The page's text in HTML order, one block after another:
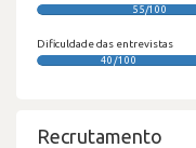
55/100
Dificuldade das entrevistas
40/100
Recrutamento